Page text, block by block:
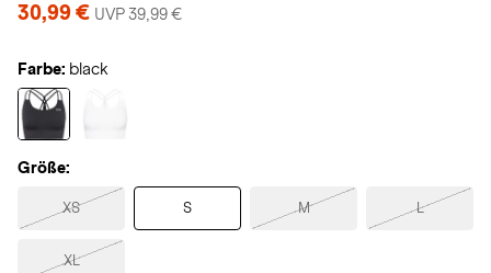
30,99 € UVP 39,99 €
Farbe: black
Größe:
XS S M L
XL